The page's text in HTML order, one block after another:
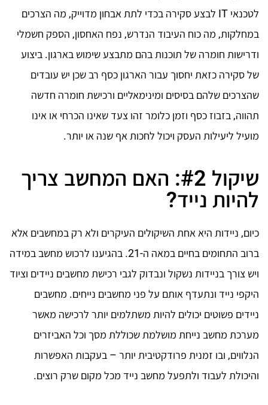
לטכנאי IT לבצע סקירה בכדי לתת אבחון מדוייק, מה הצרכים
במחלקות, מה כוח העיבוד הנדרש, נפח האחסון, הספק חשמלי
ודרישות חומרה של תוכנות בהם מתבצע שימוש בארגון. ביצוע
של סקירה כזאת יחסוך עבור הארגון כסף רב שכן יש עובדים
שהצרכים שלהם בסיסים ומינימאליים ורכישת חומרה חדשה
תהווה, בזבוז כסף וזמן כלומר זהו צעד שאינו הכרחי או אינו
מועיל ליעילות העסק ויכול לחכות אף שנה או יותר.
שיקול #2: האם המחשב צריך
להיות נייד?
כיום, ניידות היא אחת השיקולים העיקרים ולא רק במחשבים אלא
ברוב התחומים בחיים במאה ה-21. בהגיענו לרכוש מחשב במידה
ויש צורך בניידות נשקול ונבדוק לגבי רכישת מחשבים ניידים וציוד
היקפי נייד ונתעדף אותם על פני מחשבים נייחים. מחשבים
ניידים פשוטים יכולים להיות משתלמים יותר לרכישה מאשר
מערכת מחשב נייחת מושלמת שכוללת מסך וכל האביזרים
הנלווים, ובו זמנית פרודקטיבית יותר – בעקבות האפשרות
והיכולת לעבוד ולתפעל מחשב נייד מכל מקום שרק רוצים.